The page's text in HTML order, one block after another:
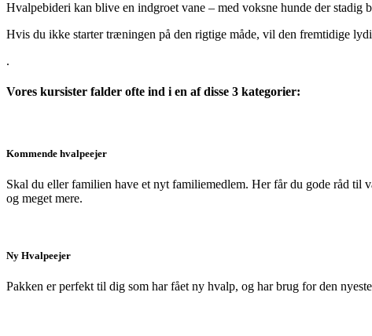
Hvalpebideri kan blive en indgroet vane – med voksne hunde der stadig
Hvis du ikke starter træningen på den rigtige måde, vil den fremtidige
.
Vores kursister falder ofte ind i en af disse 3 kategorier:
Kommende hvalpeejer
Skal du eller familien have et nyt familiemedlem. Her får du gode råd
og meget mere.
Ny Hvalpeejer
Pakken er perfekt til dig som har fået ny hvalp, og har brug for den